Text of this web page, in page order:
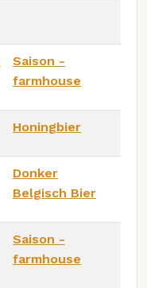
Saison -
farmhouse
Honingbier
Donker
Belgisch Bier
Saison -
farmhouse